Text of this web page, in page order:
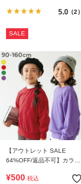
5.0（2）
SALE
【アウトレット SALE
64%OFF/返品不可】カラー
トトレーナー
¥500 税込